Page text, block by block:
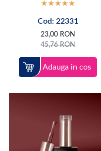
Cod: 22331
23,00 RON
45,76RON
Adauga in cos